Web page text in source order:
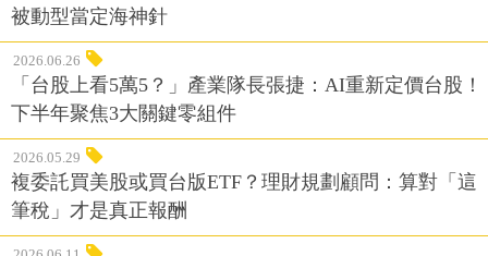
被動型當定海神針
2026.06.26
「台股上看5萬5？」產業隊長張捷：AI重新定價台股！
下半年聚焦3大關鍵零組件
2026.05.29
複委託買美股或買台版ETF？理財規劃顧問：算對「這
筆稅」才是真正報酬